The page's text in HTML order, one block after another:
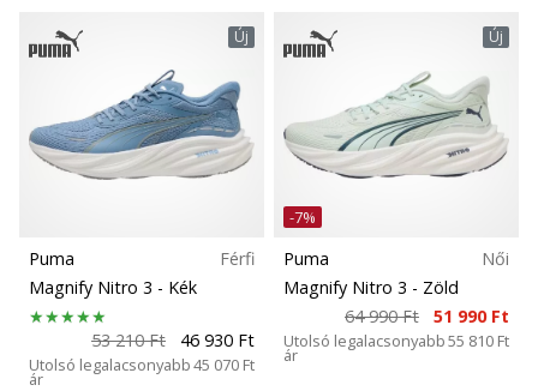
3 perces olvasási idő
kézilabda
márkánk
is
kézilabda-
őrült
mint
Cipő szélesség
Fenntartható
Tulajdonságok
Új
Puma
Férfi
Magnify Nitro 3 - Kék
53 210 Ft 46 930 Ft
Utolsó legalacsonyabb
ár
45 070 Ft
Új
-7%
Puma
Női
Magnify Nitro 3 - Zöld
64 990 Ft
51 990 Ft
Utolsó legalacsonyabb
ár
55 810 Ft